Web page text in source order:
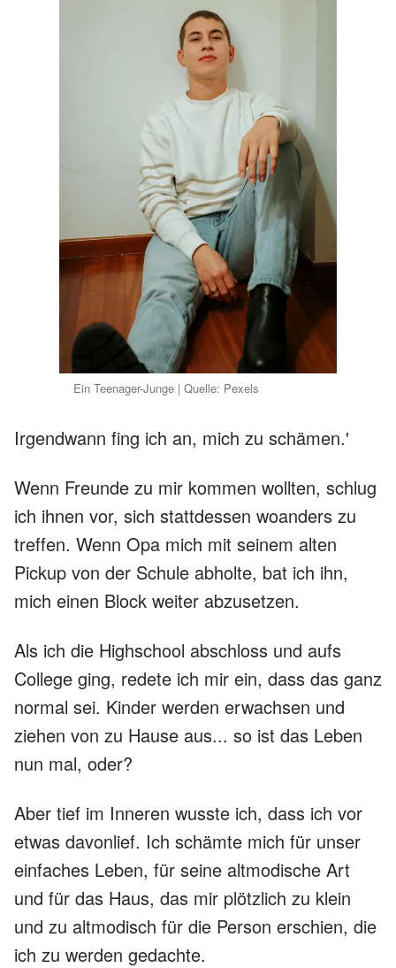
Ein Teenager-Junge | Quelle: Pexels
Irgendwann fing ich an, mich zu schämen.'
Wenn Freunde zu mir kommen wollten, schlug
ich ihnen vor, sich stattdessen woanders zu
treffen. Wenn Opa mich mit seinem alten
Pickup von der Schule abholte, bat ich ihn,
mich einen Block weiter abzusetzen.
Als ich die Highschool abschloss und aufs
College ging, redete ich mir ein, dass das ganz
normal sei. Kinder werden erwachsen und
ziehen von zu Hause aus... so ist das Leben
nun mal, oder?
Aber tief im Inneren wusste ich, dass ich vor
etwas davonlief. Ich schämte mich für unser
einfaches Leben, für seine altmodische Art
und für das Haus, das mir plötzlich zu klein
und zu altmodisch für die Person erschien, die
ich zu werden gedachte.